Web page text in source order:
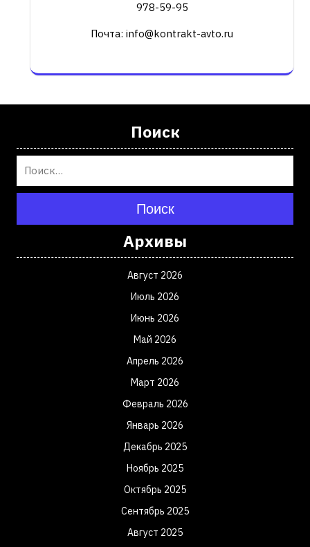
978-59-95
Почта: info@kontrakt-avto.ru
Поиск
Поиск
Архивы
Август 2026
Июль 2026
Июнь 2026
Май 2026
Апрель 2026
Март 2026
Февраль 2026
Январь 2026
Декабрь 2025
Ноябрь 2025
Октябрь 2025
Сентябрь 2025
Август 2025